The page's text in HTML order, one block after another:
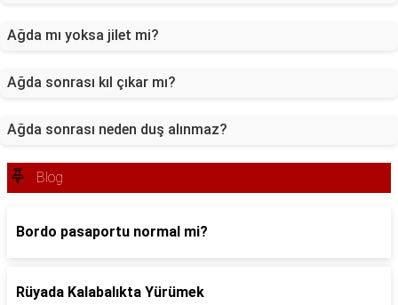
Ağda mı yoksa jilet mi?
Ağda sonrası kıl çıkar mı?
Ağda sonrası neden duş alınmaz?
Blog
Bordo pasaportu normal mi?
Rüyada Kalabalıkta Yürümek